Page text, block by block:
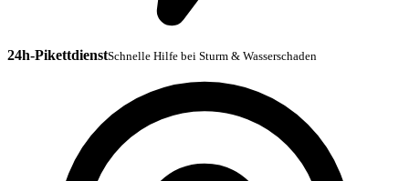
24h-PikettdienstSchnelle Hilfe bei Sturm & Wasserschaden